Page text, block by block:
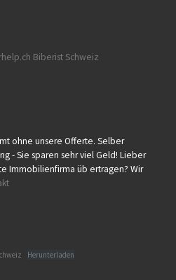
Biberist Schweiz
ohne unsere Offerte. Selber
- Sie sparen sehr viel Geld! Lieber
Immobilienfirma üb ertragen? Wir
Herunterladen